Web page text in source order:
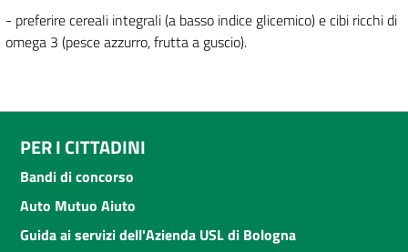
- preferire cereali integrali (a basso indice glicemico) e cibi ricchi di
omega 3 (pesce azzurro, frutta a guscio).
PER I CITTADINI
Bandi di concorso
Auto Mutuo Aiuto
Guida ai servizi dell'Azienda USL di Bologna